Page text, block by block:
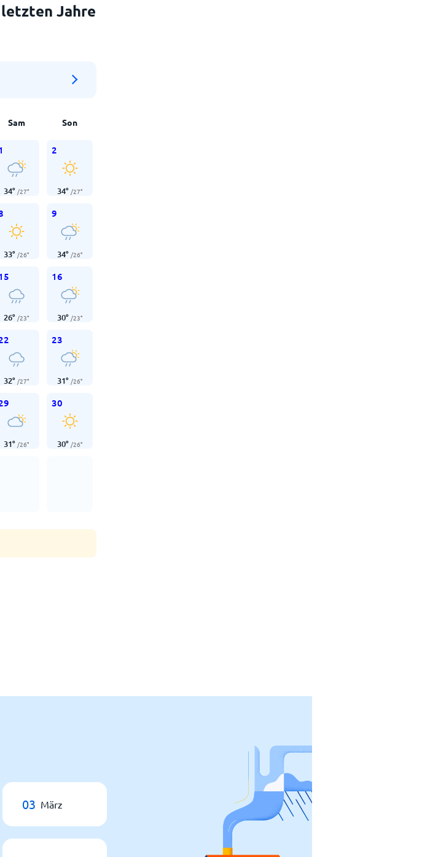
Jahre
Sam Son
34° /27°
2
34° /27°
33° /26°
9
34° /26°
26° /23°
16
30° /23°
32° /27°
23
31° /26°
31° /26°
30
30° /26°
03 März